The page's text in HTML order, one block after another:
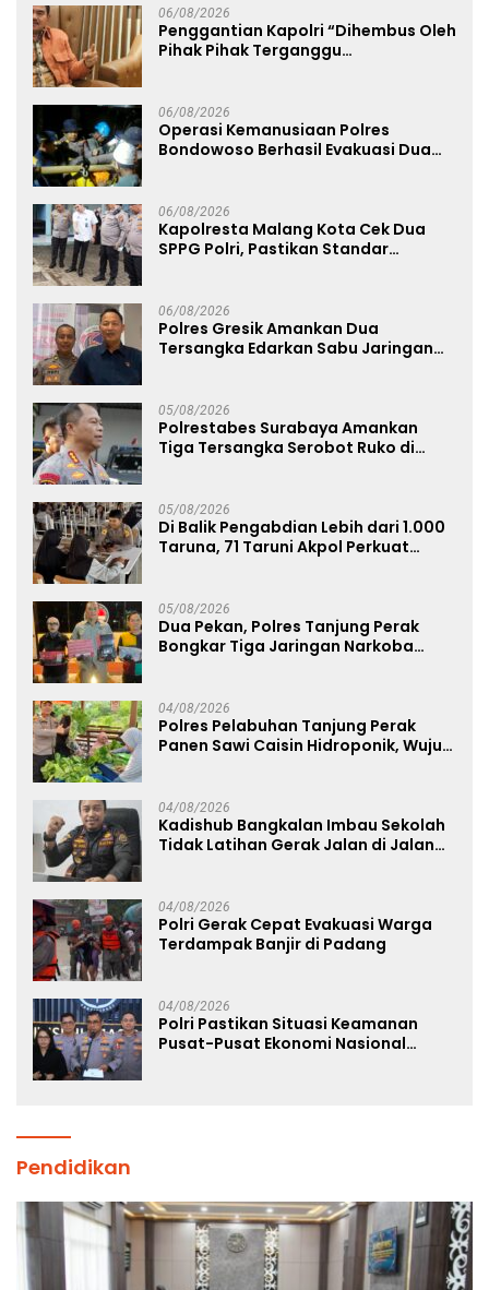
06/08/2026
Penggantian Kapolri “Dihembus Oleh
Pihak Pihak Terganggu
06/08/2026
Operasi Kemanusiaan Polres
Bondowoso Berhasil Evakuasi Dua
06/08/2026
Kapolresta Malang Kota Cek Dua
SPPG Polri, Pastikan Standar
06/08/2026
Polres Gresik Amankan Dua
Tersangka Edarkan Sabu Jaringan
05/08/2026
Polrestabes Surabaya Amankan
Tiga Tersangka Serobot Ruko di
05/08/2026
Di Balik Pengabdian Lebih dari 1.000
Taruna, 71 Taruni Akpol Perkuat
05/08/2026
Dua Pekan, Polres Tanjung Perak
Bongkar Tiga Jaringan Narkoba
04/08/2026
Polres Pelabuhan Tanjung Perak
Panen Sawi Caisin Hidroponik, Wujud
04/08/2026
Kadishub Bangkalan Imbau Sekolah
Tidak Latihan Gerak Jalan di Jalan
04/08/2026
Polri Gerak Cepat Evakuasi Warga
Terdampak Banjir di Padang
04/08/2026
Polri Pastikan Situasi Keamanan
Pusat-Pusat Ekonomi Nasional
Pendidikan